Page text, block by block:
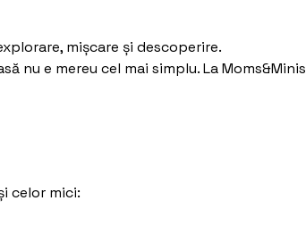
mișcare și descoperire.
nu e mereu cel mai simplu. La Moms&Minis
celor mici: